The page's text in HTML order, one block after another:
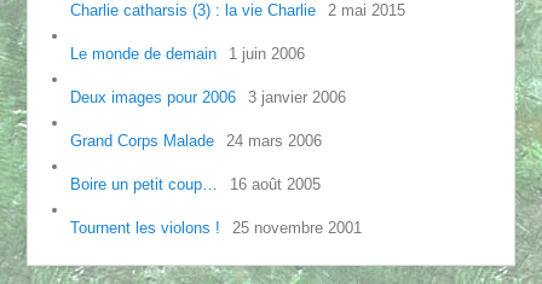
Charlie catharsis (3) : la vie Charlie 2 mai 2015
Le monde de demain 1 juin 2006
Deux images pour 2006 3 janvier 2006
Grand Corps Malade 24 mars 2006
Boire un petit coup… 16 août 2005
Tournent les violons ! 25 novembre 2001